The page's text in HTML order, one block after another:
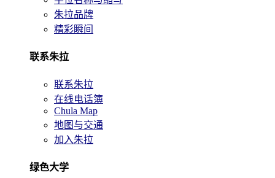
朱拉品牌
精彩瞬间
联系朱拉
联系朱拉
在线电话簿
Chula Map
地图与交通
加入朱拉
绿色大学